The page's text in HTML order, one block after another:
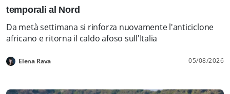
temporali al Nord
Da metà settimana si rinforza nuovamente l'anticiclone
africano e ritorna il caldo afoso sull'Italia
Elena Rava 05/08/2026